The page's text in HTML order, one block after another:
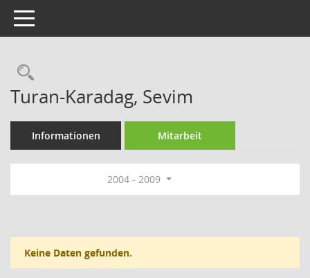
Toggle navigation
Rechercheauswahl
Turan-Karadag, Sevim
Informationen Mitarbeit
2004 - 2009
Keine Daten gefunden.